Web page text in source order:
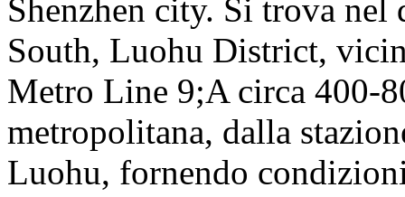
Shenzhen city. Si trova
South, Luohu District,
Metro Line 9;A circa 400-
metropolitana, dalla
Luohu, fornendo